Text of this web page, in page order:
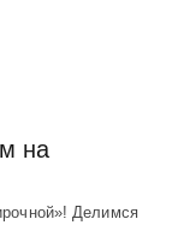
на
Делимся